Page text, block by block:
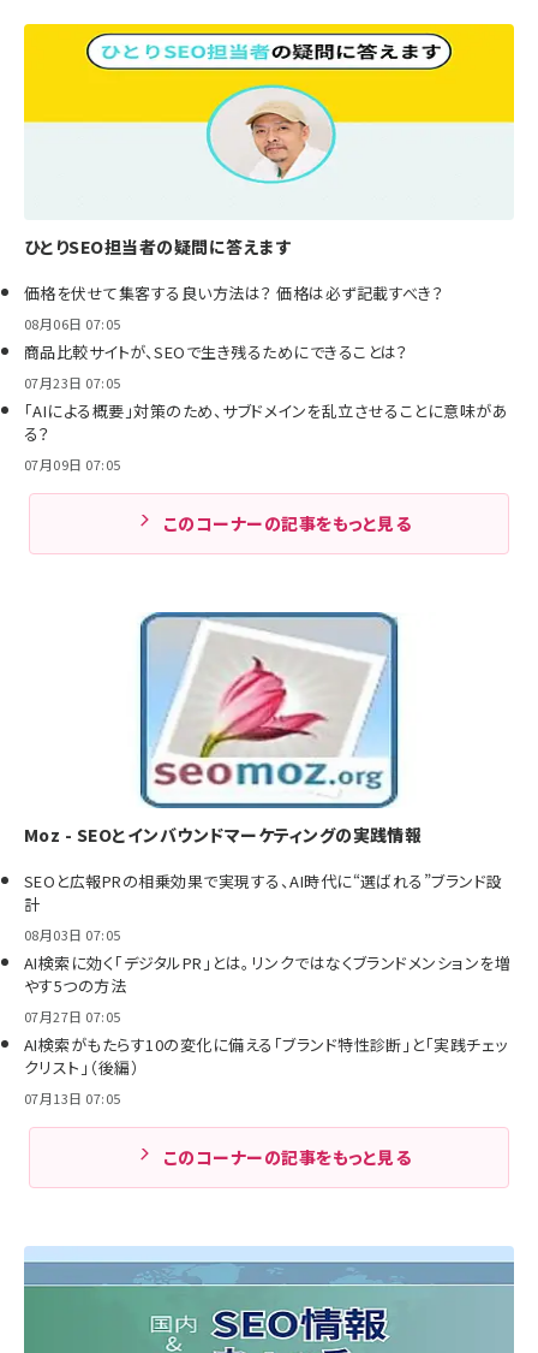
ひとりSEO担当者の疑問に答えます
価格を伏せて集客する良い方法は？ 価格は必ず記載すべき？
08月06日 07:05
商品比較サイトが、SEOで生き残るためにできることは？
07月23日 07:05
「AIによる概要」対策のため、サブドメインを乱立させることに意味があ
る？
07月09日 07:05
このコーナーの記事をもっと見る
Moz - SEOとインバウンドマーケティングの実践情報
SEOと広報PRの相乗効果で実現する、AI時代に“選ばれる”ブランド設
計
08月03日 07:05
AI検索に効く「デジタルPR」とは。リンクではなくブランドメンションを増
やす5つの方法
07月27日 07:05
AI検索がもたらす10の変化に備える「ブランド特性診断」と「実践チェッ
クリスト」（後編）
07月13日 07:05
このコーナーの記事をもっと見る